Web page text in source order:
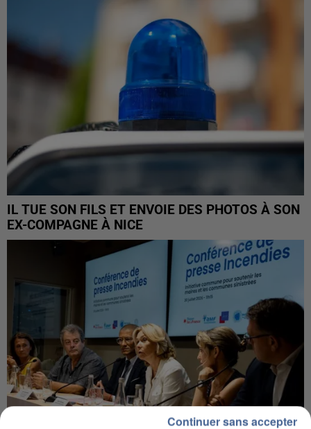
IL TUE SON FILS ET ENVOIE DES PHOTOS À SON
EX-COMPAGNE À NICE
Continuer sans accepter